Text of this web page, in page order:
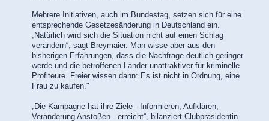
Mehrere Initiativen, auch im Bundestag, setzen sich für eine
entsprechende Gesetzesänderung in Deutschland ein.
„Natürlich wird sich die Situation nicht auf einen Schlag
verändern“, sagt Breymaier. Man wisse aber aus den
bisherigen Erfahrungen, dass die Nachfrage deutlich geringer
werde und die betroffenen Länder unattraktiver für kriminelle
Profiteure. Freier wissen dann: Es ist nicht in Ordnung, eine
Frau zu kaufen."
„Die Kampagne hat ihre Ziele - Informieren, Aufklären,
Veränderung Anstoßen - erreicht“, bilanziert Clubpräsidentin